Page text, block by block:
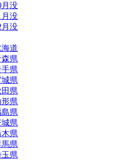
月没
月没
月没
道
県
県
県
県
形県
県
県
県
県
県